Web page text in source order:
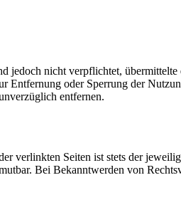
jedoch nicht verpflichtet,
oder Sperrung der
entfernen.
verlinkten Seiten ist stets der
Bei Bekanntwerden von